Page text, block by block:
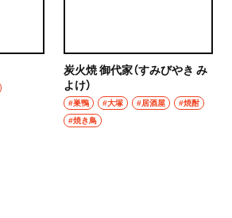
炭火焼 御代家（すみびやき み
よけ）
#巣鴨 #大塚 #居酒屋
#焼酎
#焼き鳥